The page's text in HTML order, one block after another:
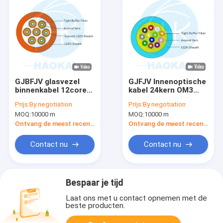
GJBFJV glasvezel
binnenkabel 12core
glasvezel kabel
Prijs:By negotiation
MOQ:10000 m
Ontvang de meest recente Prijs
Contact nu
GJFJV Innenoptische
kabel 24kern OM3
kabel
Prijs:By negotiation
MOQ:10000 m
Ontvang de meest recente Prijs
Contact nu
Bespaar je tijd
Laat ons met u contact opnemen met de
beste producten.